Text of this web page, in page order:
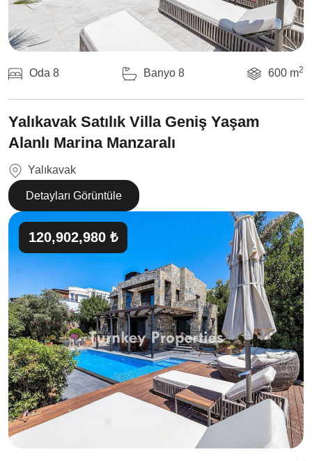
Oda 8 Banyo 8 600 m2
Yalıkavak Satılık Villa Geniş Yaşam
Alanlı Marina Manzaralı
Yalıkavak
Detayları Görüntüle
120,902,980 ₺